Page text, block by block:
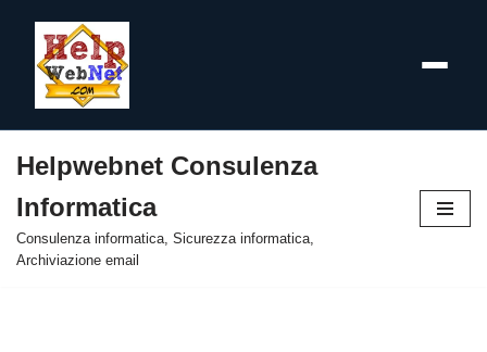
al
contenuto
Helpwebnet Consulenza
Informatica
Consulenza informatica, Sicurezza informatica,
Archiviazione email